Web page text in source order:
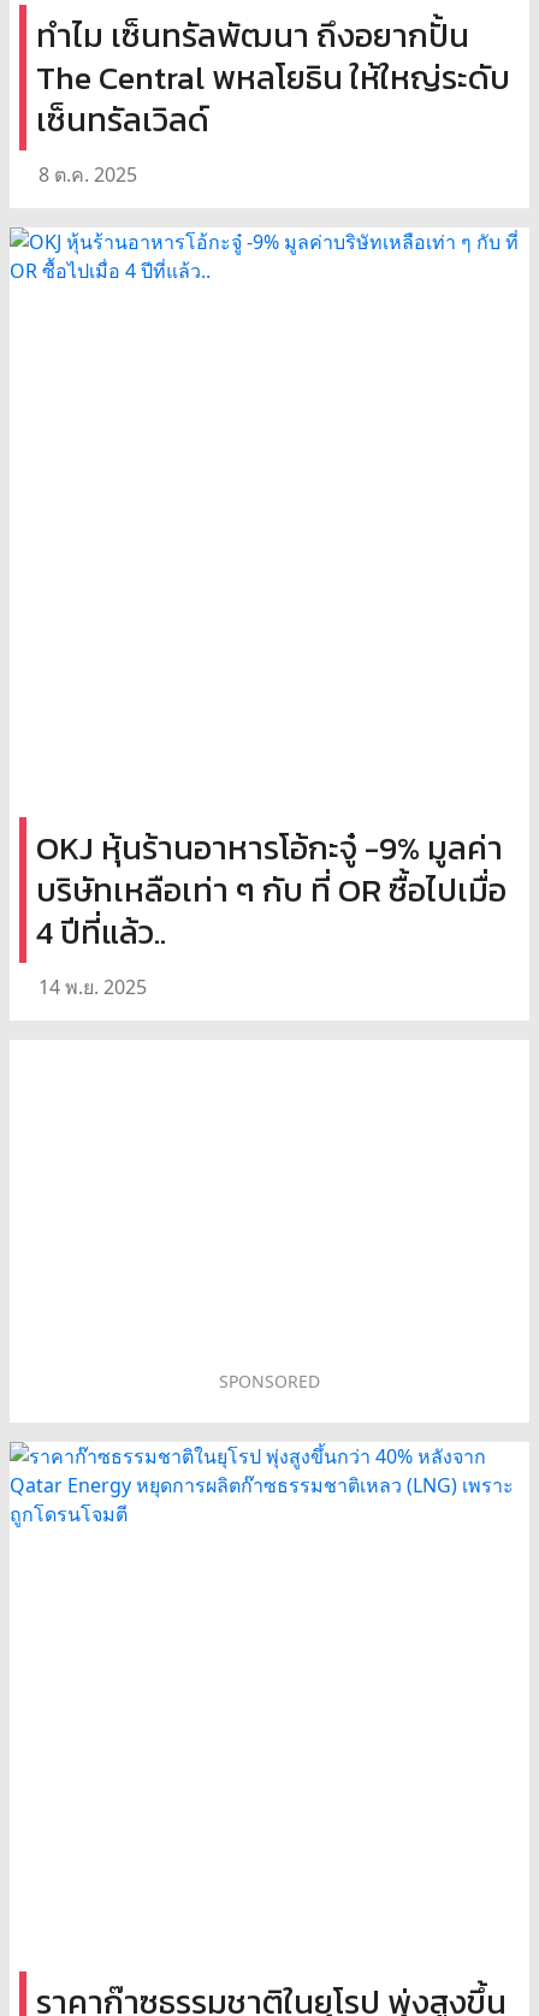
ทำไม เซ็นทรัลพัฒนา ถึงอยากปั้น
The Central พหลโยธิน ให้ใหญ่ระดับ
เซ็นทรัลเวิลด์
8 ต.ค. 2025
OKJ หุ้นร้านอาหารโอ้กะจู๋ -9% มูลค่า
บริษัทเหลือเท่า ๆ กับ ที่ OR ซื้อไปเมื่อ
4 ปีที่แล้ว..
14 พ.ย. 2025
SPONSORED
ราคาก๊าซธรรมชาติในยุโรป พุ่งสูงขึ้น